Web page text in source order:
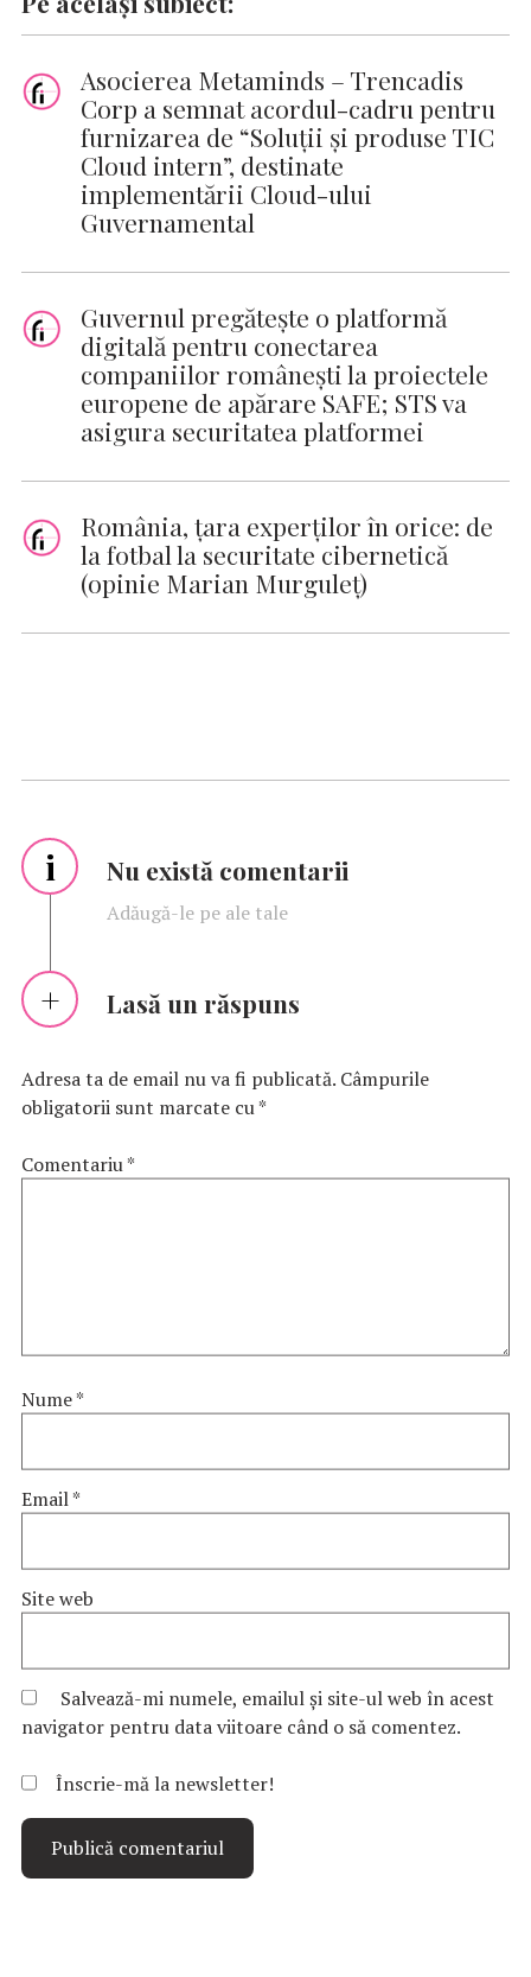
Asocierea Metaminds – Trencadis
Corp a semnat acordul-cadru pentru
furnizarea de “Soluții și produse TIC
Cloud intern”, destinate
implementării Cloud-ului
Guvernamental
Guvernul pregătește o platformă
digitală pentru conectarea
companiilor românești la proiectele
europene de apărare SAFE; STS va
asigura securitatea platformei
România, țara experților în orice: de
la fotbal la securitate cibernetică
(opinie Marian Murguleţ)
i Nu există comentarii
Adăugă-le pe ale tale
Lasă un răspuns
Adresa ta de email nu va fi publicată. Câmpurile
obligatorii sunt marcate cu*
Comentariu*
Nume*
Email*
Site web
Salvează-mi numele, emailul și site-ul web în acest
navigator pentru data viitoare când o să comentez.
Înscrie-mă la newsletter!